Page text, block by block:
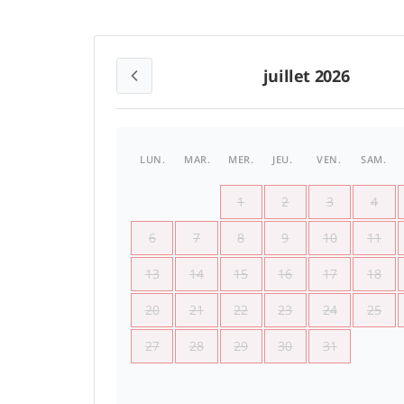
juillet 2026
LUN. MAR. MER. JEU. VEN. SAM.
1 2 3 4
6 7 8 9 10 11
13 14 15 16 17 18
20 21 22 23 24 25
27 28 29 30 31